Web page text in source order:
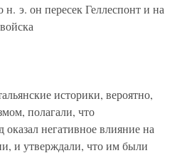
э. он пересек Геллеспонт и на
историки, вероятно,
полагали, что
негативное влияние на
и утверждали, что им были